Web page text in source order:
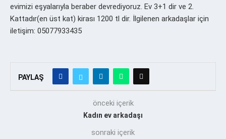
evimizi eşyalarıyla beraber devrediyoruz. Ev 3+1 dir ve 2.
Kattadır(en üst kat) kirası 1200 tl dir. İlgilenen arkadaşlar için
iletişim: 05077933435
PAYLAŞ
önceki içerik
Kadın ev arkadaşı
sonraki içerik